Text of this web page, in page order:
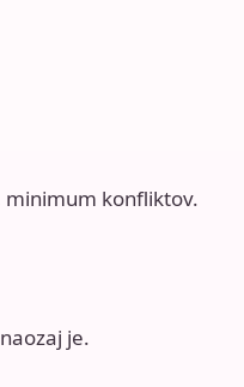
minimum konfliktov.
je.